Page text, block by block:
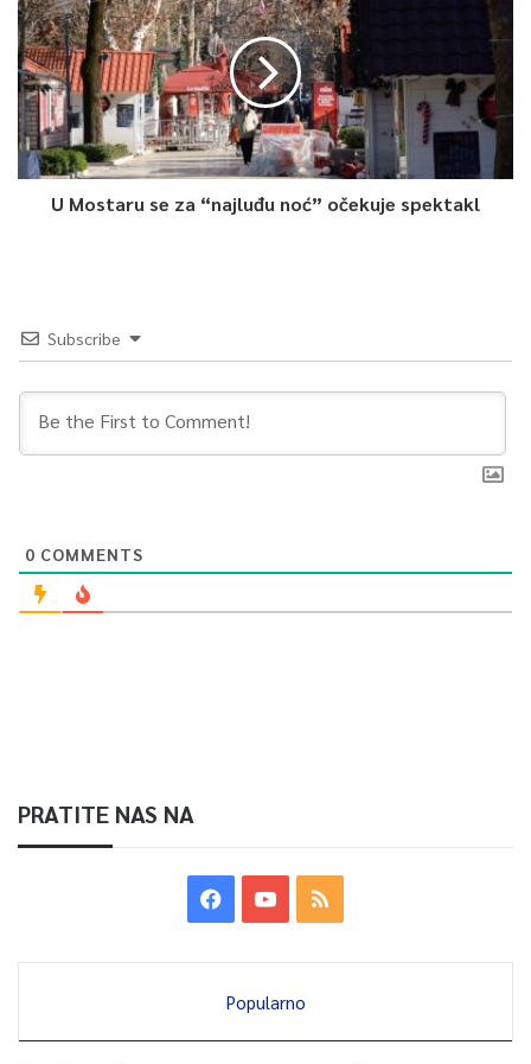
U Mostaru se za “najluđu noć” očekuje spektakl
Subscribe
0 COMMENTS
PRATITE NAS NA
Popularno